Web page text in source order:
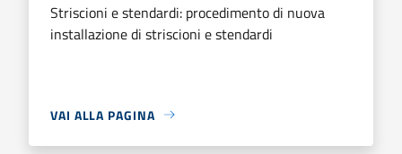
Striscioni e stendardi: procedimento di nuova
installazione di striscioni e stendardi
VAI ALLA PAGINA